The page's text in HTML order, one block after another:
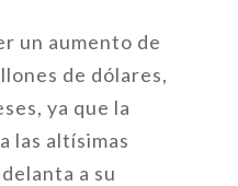
un aumento de
de dólares,
ya que la
las altísimas
a su